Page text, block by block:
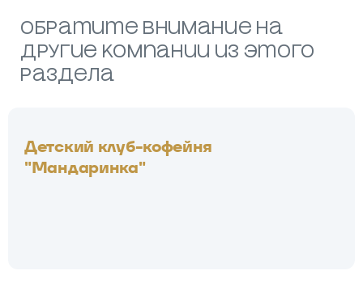
Обратите внимание на
другие компании из этого
раздела
Детский клуб-кофейня
"Мандаринка"